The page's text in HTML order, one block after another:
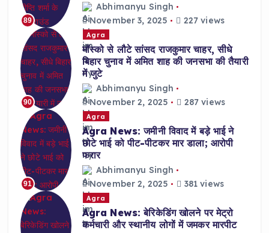
89
Abhimanyu Singh
November 3, 2025
227 views
90
Agra
मॉस्को से लौटे सांसद राजकुमार चाहर, सीधे
बिहार चुनाव में अमित शाह की जनसभा की तैयारी
में जुटे
Abhimanyu Singh
November 2, 2025
287 views
91
Agra
Agra News: जमीनी विवाद में बड़े भाई ने
छोटे भाई को पीट-पीटकर मार डाला; आरोपी
फरार
Abhimanyu Singh
November 2, 2025
381 views
Agra
Agra News: बेरिकेडिंग खोलने पर मेट्रो
कर्मचारी और स्थानीय लोगों में जमकर मारपीट